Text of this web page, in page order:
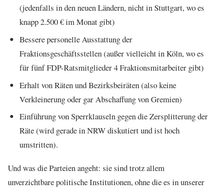
(jedenfalls in den neuen Ländern, nicht in Stuttgart, wo es
knapp 2.500 € im Monat gibt)
Bessere personelle Ausstattung der
Fraktionsgeschäftsstellen (außer vielleicht in Köln, wo es
für fünf FDP-Ratsmitglieder 4 Fraktionsmitarbeiter gibt)
Erhalt von Räten und Bezirksbeiräten (also keine
Verkleinerung oder gar Abschaffung von Gremien)
Einführung von Sperrklauseln gegen die Zersplitterung der
Räte (wird gerade in NRW diskutiert und ist hoch
umstritten).
Und was die Parteien angeht: sie sind trotz allem
unverzichtbare politische Institutionen, ohne die es in unserer